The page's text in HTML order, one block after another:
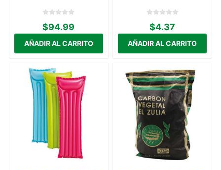
$94.99 $4.37